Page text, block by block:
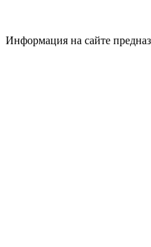
Информация на сайте